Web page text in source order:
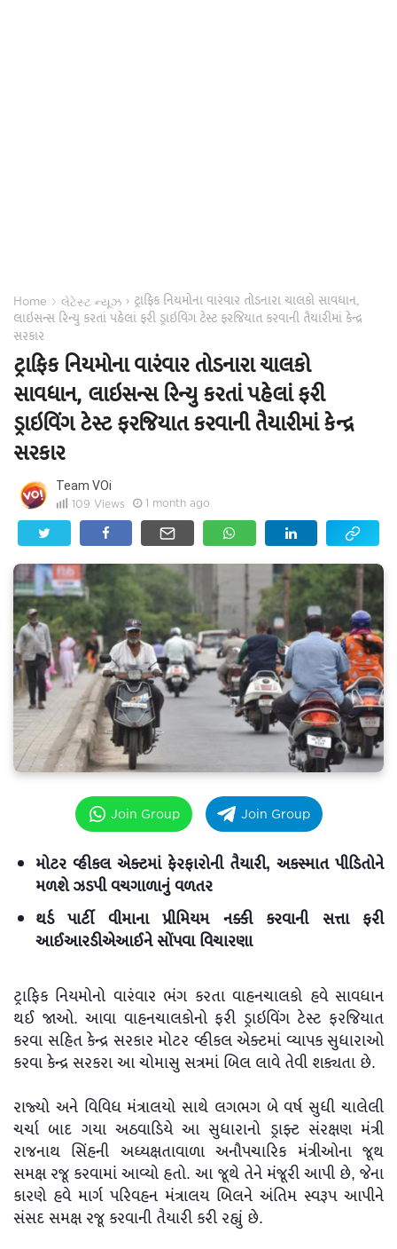
Home › લેટેસ્ટ ન્યૂઝ › ટ્રાફિક નિયમોના વારંવાર તોડનારા ચાલકો સાવધાન,
લાઇસન્સ રિન્યુ કરતાં પહેલાં ફરી ડ્રાઇવિંગ ટેસ્ટ ફરજિયાત કરવાની તૈયારીમાં કેન્દ્ર
સરકાર
ટ્રાફિક નિયમોના વારંવાર તોડનારા ચાલકો
સાવધાન, લાઇસન્સ રિન્યુ કરતાં પહેલાં ફરી
ડ્રાઇવિંગ ટેસ્ટ ફરજિયાત કરવાની તૈયારીમાં કેન્દ્ર
સરકાર
Team VOi
109 Views 1 month ago
Join Group Join Group
મોટર વ્હીકલ એક્ટમાં ફેરફારોની તૈયારી, અકસ્માત પીડિતોને
મળશે ઝડપી વચગાળાનું વળતર
થર્ડ પાર્ટી વીમાના પ્રીમિયમ નક્કી કરવાની સત્તા ફરી
આઈઆરડીએઆઈને સોંપવા વિચારણા
ટ્રાફિક નિયમોનો વારંવાર ભંગ કરતા વાહનચાલકો હવે સાવધાન
થઈ જાઓ. આવા વાહનચાલકોનો ફરી ડ્રાઇવિંગ ટેસ્ટ ફરજિયાત
કરવા સહિત કેન્દ્ર સરકાર મોટર વ્હીકલ એક્ટમાં વ્યાપક સુધારાઓ
કરવા કેન્દ્ર સરકરા આ ચોમાસુ સત્રમાં બિલ લાવે તેવી શક્યતા છે.
રાજ્યો અને વિવિધ મંત્રાલયો સાથે લગભગ બે વર્ષ સુધી ચાલેલી
ચર્ચા બાદ ગયા અઠવાડિયે આ સુધારાનો ડ્રાફ્ટ સંરક્ષણ મંત્રી
રાજનાથ સિંહની અધ્યક્ષતાવાળા અનૌપચારિક મંત્રીઓના જૂથ
સમક્ષ રજૂ કરવામાં આવ્યો હતો. આ જૂથે તેને મંજૂરી આપી છે, જેના
કારણે હવે માર્ગ પરિવહન મંત્રાલય બિલને અંતિમ સ્વરૂપ આપીને
સંસદ સમક્ષ રજૂ કરવાની તૈયારી કરી રહ્યું છે.